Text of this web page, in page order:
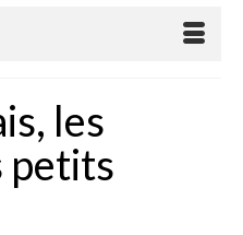
les
petits